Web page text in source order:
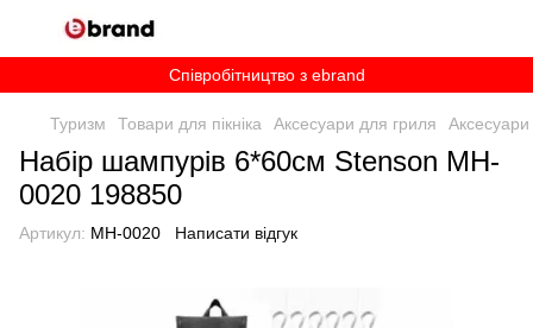
Співробітництво з ebrand
Туризм Товари для пікніка Аксесуари для гриля
Набір шампурів 6*60см Stenson MH-
0020 198850
Артикул: MH-0020 Написати відгук